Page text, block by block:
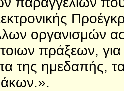
οργανισμών
πράξεων,
της ημεδαπής, τα